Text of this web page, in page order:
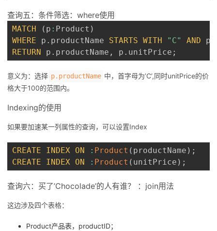
查询五：条件筛选：where使用
MATCH ( p : Product )
WHERE p . productName STARTS WITH "C" AND p
RETURN
p . productName , p . unitPrice ;
意义为：选择 p.productName 中，首字母为’C’,同时unitPrice的价
格大于100的范围内。
Indexing的使用
如果要加速某一列属性的查询，可以设置Index
CREATE INDEX ON : Product ( productName ) ;
CREATE
INDEX ON : Product ( unitPrice ) ;
查询六：买了’Chocolade’的人有谁？ ：join用法
这边涉及四个表格：
Product产品表，productID；